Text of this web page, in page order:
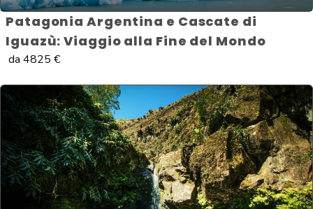
Patagonia Argentina e Cascate di
Iguazù: Viaggio alla Fine del Mondo
da 4825 €